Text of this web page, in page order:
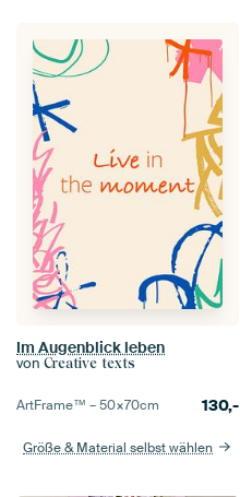
Im Augenblick leben
von Creative texts
ArtFrame™ –50×70cm 130,-
Größe & Material selbst wählen